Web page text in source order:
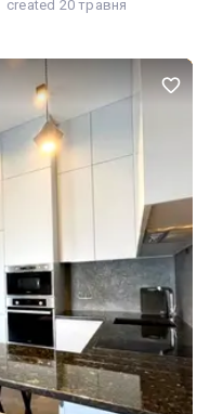
created 20 травня